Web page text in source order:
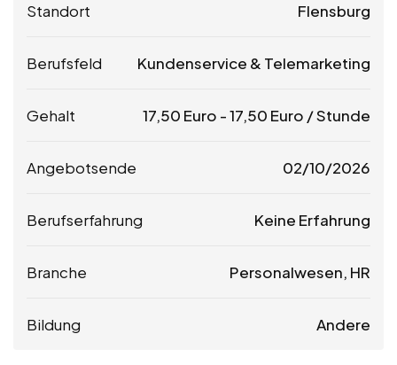
Standort Flensburg
Berufsfeld Kundenservice & Telemarketing
Gehalt 17,50 Euro -17,50 Euro / Stunde
Angebotsende 02/10/2026
Berufserfahrung Keine Erfahrung
Branche Personalwesen, HR
Bildung Andere